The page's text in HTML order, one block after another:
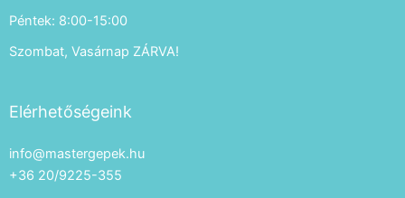
Péntek: 8:00-15:00
Szombat, Vasárnap ZÁRVA!
Elérhetőségeink
info@mastergepek.hu
+36 20/9225-355